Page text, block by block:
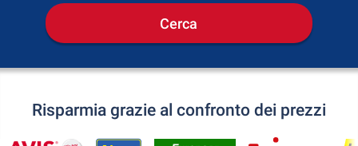
Cerca
Risparmia grazie al confronto dei prezzi